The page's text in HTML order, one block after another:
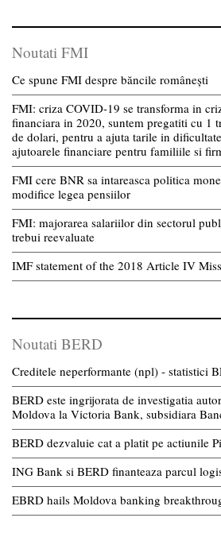
Noutati FMI
Ce spune FMI despre băncile românești
FMI: criza COVID-19 se transforma in
financiara in 2020, suntem pregatiti cu 1
de dolari, pentru a ajuta tarile in
ajutoarele financiare pentru familiile si
FMI cere BNR sa intareasca politica
modifice legea pensiilor
FMI: majorarea salariilor din sectorul
trebui reevaluate
IMF statement of the 2018 Article IV
Noutati BERD
Creditele neperformante (npl) - statistici
BERD este ingrijorata de investigatia
Moldova la Victoria Bank, subsidiara
BERD dezvaluie cat a platit pe actiunile
ING Bank si BERD finanteaza parcul
EBRD hails Moldova banking